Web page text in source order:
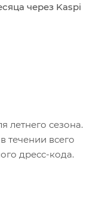
через Kaspi
летнего сезона.
всего
дресс-кода.